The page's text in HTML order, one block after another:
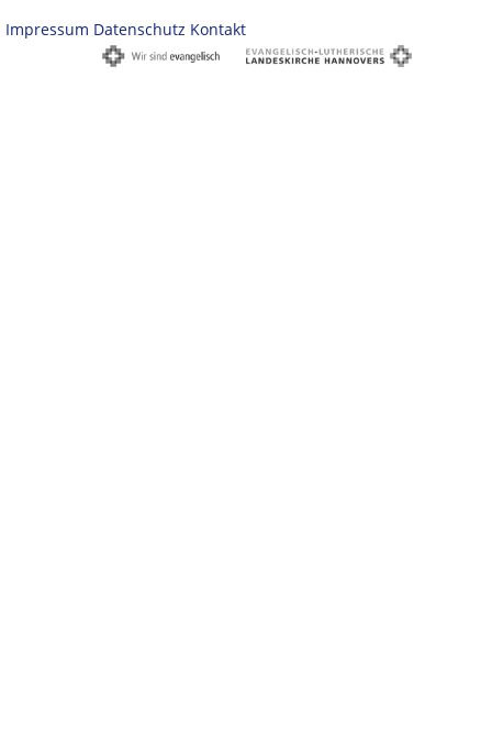
Impressum Datenschutz Kontakt